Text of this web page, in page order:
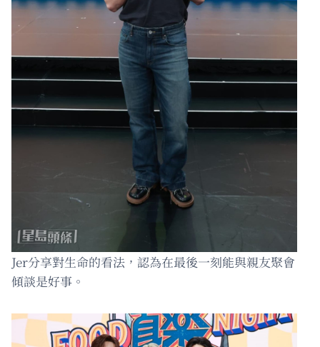
Jer分享對生命的看法，認為在最後一刻能與親友聚會
傾談是好事。